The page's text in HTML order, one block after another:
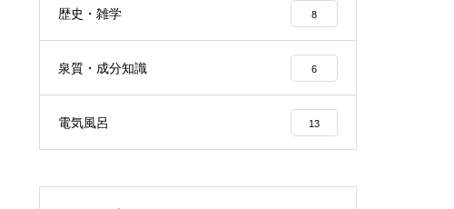
歴史・雑学 8
泉質・成分知識 6
電気風呂 13